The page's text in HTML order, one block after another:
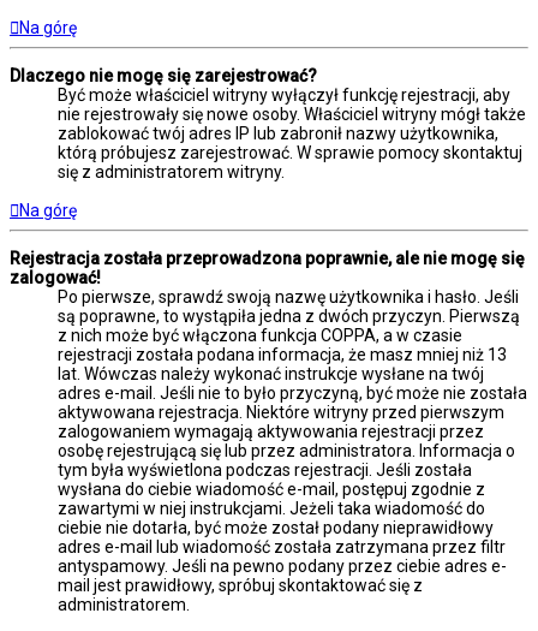
Na górę
Dlaczego nie mogę się zarejestrować?
Być może właściciel witryny wyłączył funkcję rejestracji, aby
nie rejestrowały się nowe osoby. Właściciel witryny mógł także
zablokować twój adres IP lub zabronił nazwy użytkownika,
którą próbujesz zarejestrować. W sprawie pomocy skontaktuj
się z administratorem witryny.
Na górę
Rejestracja została przeprowadzona poprawnie, ale nie mogę się
zalogować!
Po pierwsze, sprawdź swoją nazwę użytkownika i hasło. Jeśli
są poprawne, to wystąpiła jedna z dwóch przyczyn. Pierwszą
z nich może być włączona funkcja COPPA, a w czasie
rejestracji została podana informacja, że masz mniej niż 13
lat. Wówczas należy wykonać instrukcje wysłane na twój
adres e-mail. Jeśli nie to było przyczyną, być może nie została
aktywowana rejestracja. Niektóre witryny przed pierwszym
zalogowaniem wymagają aktywowania rejestracji przez
osobę rejestrującą się lub przez administratora. Informacja o
tym była wyświetlona podczas rejestracji. Jeśli została
wysłana do ciebie wiadomość e-mail, postępuj zgodnie z
zawartymi w niej instrukcjami. Jeżeli taka wiadomość do
ciebie nie dotarła, być może został podany nieprawidłowy
adres e-mail lub wiadomość została zatrzymana przez filtr
antyspamowy. Jeśli na pewno podany przez ciebie adres e-
mail jest prawidłowy, spróbuj skontaktować się z
administratorem.